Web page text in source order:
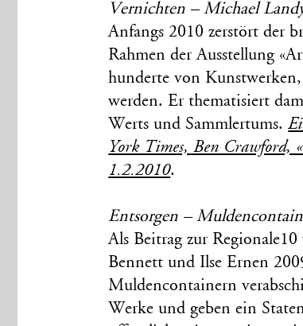
Vernichten – Michael
Anfangs 2010 zerstört der
Rahmen der Ausstellung
hunderte von
werden. Er thematisiert
Werts und Sammlertums.
York Times, Ben Crawford,
1.2.2010.
Entsorgen –
Als Beitrag zur
Bennett und Ilse Ernen
Muldencontainern
Werke und geben ein